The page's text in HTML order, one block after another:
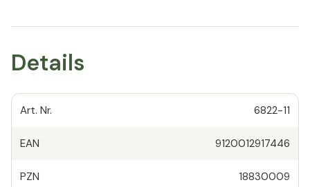
Details
Art. Nr. 6822-11
EAN 9120012917446
PZN 18830009